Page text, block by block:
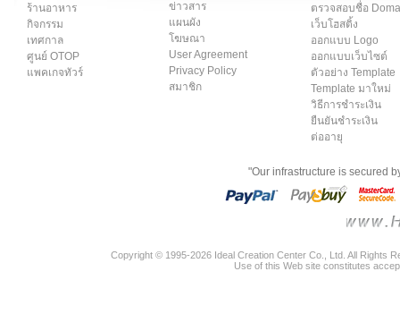
ร้านอาหาร
กิจกรรม
เทศกาล
ศูนย์ OTOP
แพคเกจทัวร์
ข่าวสาร
แผนผัง
โฆษณา
User Agreement
Privacy Policy
สมาชิก
ตรวจสอบชื่อ
เว็บโฮสติ้ง
ออกแบบ Logo
ออกแบบเว็บไซต์
ตัวอย่าง Template
Template มาใหม่
วิธีการชำระเงิน
ยืนยันชำระเงิน
ต่ออายุ
"Our infrastructure is secured
Copyright © 1995-2026 Ideal Creation Center Co., Ltd. All Rights
Use of this Web site constitutes